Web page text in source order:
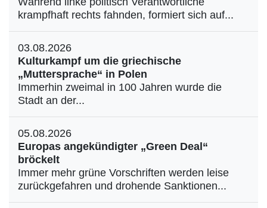
krampfhaft rechts fahnden, formiert sich auf...
03.08.2026
Kulturkampf um die griechische
„Muttersprache“ in Polen
Immerhin zweimal in 100 Jahren wurde die
Stadt an der...
05.08.2026
Europas angekündigter „Green Deal“
bröckelt
Immer mehr grüne Vorschriften werden leise
zurückgefahren und drohende Sanktionen...